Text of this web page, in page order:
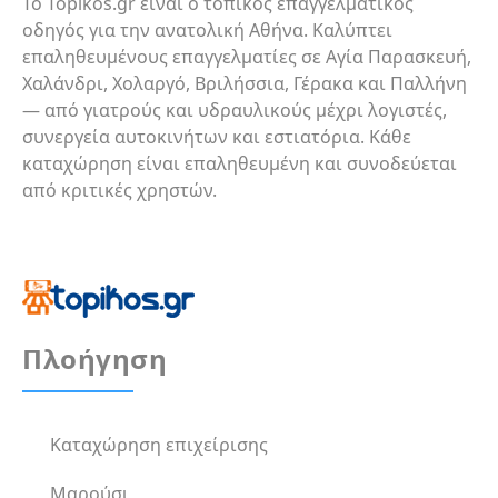
οδηγός για την ανατολική Αθήνα. Καλύπτει
επαληθευμένους επαγγελματίες σε Αγία Παρασκευή,
Χαλάνδρι, Χολαργό, Βριλήσσια, Γέρακα και Παλλήνη
— από γιατρούς και υδραυλικούς μέχρι λογιστές,
συνεργεία αυτοκινήτων και εστιατόρια. Κάθε
καταχώρηση είναι επαληθευμένη και συνοδεύεται
από κριτικές χρηστών.
Πλοήγηση
Καταχώρηση επιχείρισης